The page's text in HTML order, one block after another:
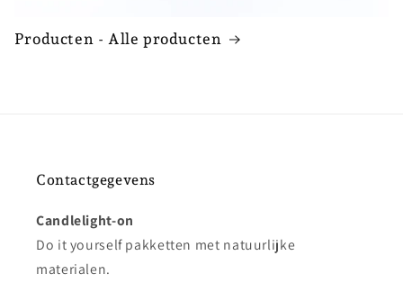
Producten - Alle producten
Contactgegevens
Candlelight-on
Do it yourself pakketten met natuurlijke
materialen.